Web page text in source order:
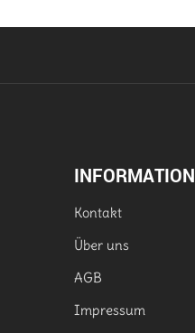
INFORMATION
Kontakt
Über uns
AGB
Impressum